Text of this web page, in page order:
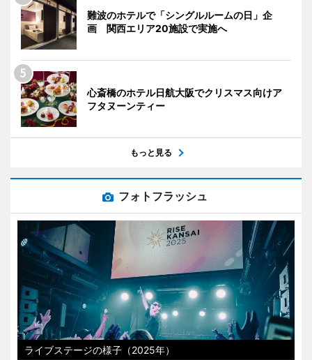
難波のホテルで「シングルルームの日」企
画 関西エリア20施設で実施へ
心斎橋のホテル日航大阪でクリスマス向けア
フタヌーンティー
もっと見る
フォトフラッシュ
ライブステージの様子（2025年）